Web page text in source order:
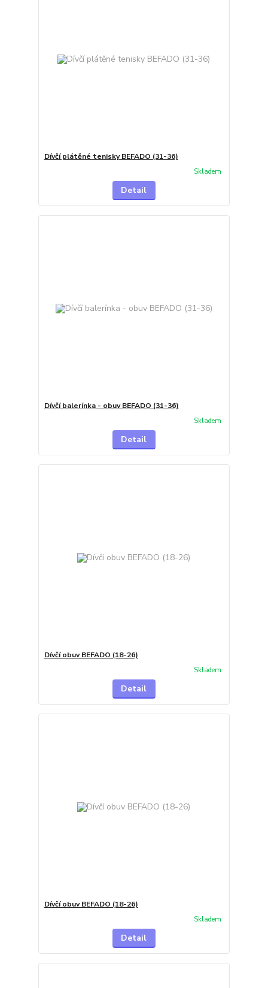
Dívčí plátěné tenisky BEFADO (31-36)
Skladem
Detail
Dívčí balerínka - obuv BEFADO (31-36)
Skladem
Detail
Dívčí obuv BEFADO (18-26)
Skladem
Detail
Dívčí obuv BEFADO (18-26)
Skladem
Detail